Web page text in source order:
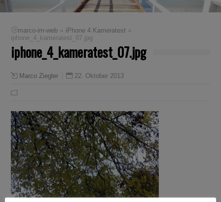
marco-im-web » iPhone 4 Kameratest »
iphone_4_kameratest_07.jpg
iphone_4_kameratest_07.jpg
Marco Ziegler 22. Oktober 2013